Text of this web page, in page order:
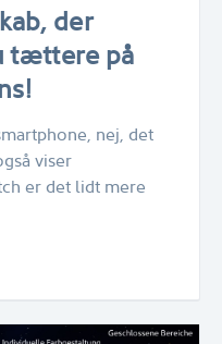
der
tættere på
nej, det
viser
er det lidt mere